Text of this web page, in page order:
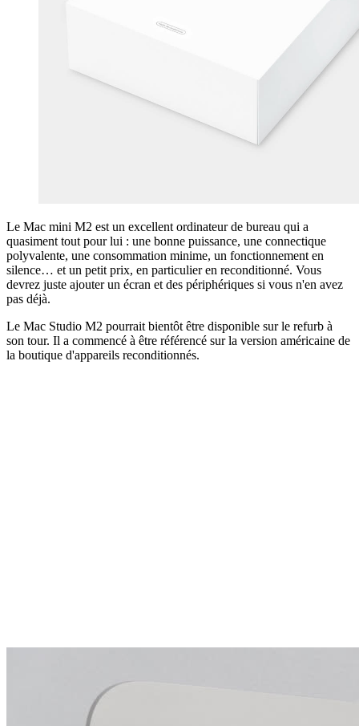
Le Mac mini M2 est un excellent ordinateur de bureau qui a
quasiment tout pour lui : une bonne puissance, une connectique
polyvalente, une consommation minime, un fonctionnement en
silence… et un petit prix, en particulier en reconditionné. Vous
devrez juste ajouter un écran et des périphériques si vous n'en avez
pas déjà.
Le Mac Studio M2 pourrait bientôt être disponible sur le refurb à
son tour. Il a commencé à être référencé sur la version américaine de
la boutique d'appareils reconditionnés.